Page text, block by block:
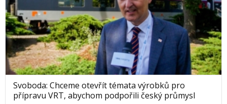
Svoboda: Chceme otevřít témata výrobků pro
přípravu VRT, abychom podpořili český průmysl